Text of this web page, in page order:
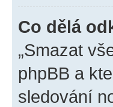
Co dělá
„Smazat
phpBB a
sledování